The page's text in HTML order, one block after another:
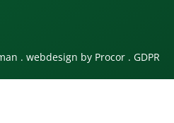
. webdesign by Procor . GDPR